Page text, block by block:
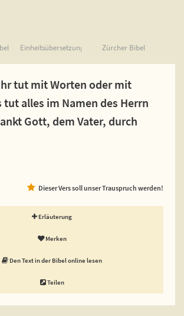
Einheitsübersetzung Zürcher Bibel
tut mit Worten oder mit
tut alles im Namen des Herrn
Gott, dem Vater, durch
Dieser Vers soll unser Trauspruch werden!
Erläuterung
Merken
Den Text in der Bibel online lesen
Teilen